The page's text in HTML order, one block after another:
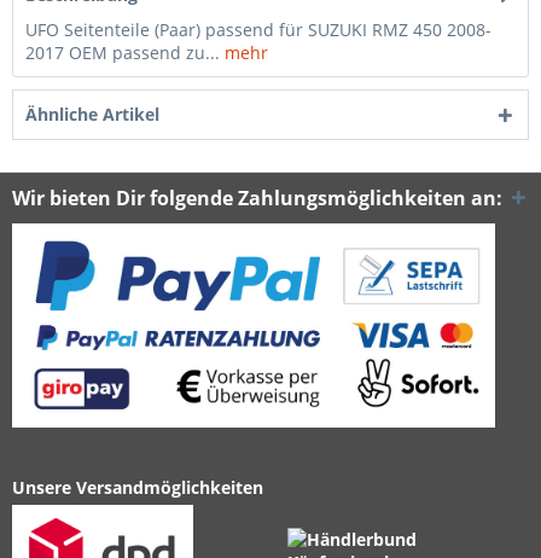
UFO Seitenteile (Paar) passend für SUZUKI RMZ 450 2008-
2017 OEM passend zu... mehr
Ähnliche Artikel
Wir bieten Dir folgende Zahlungsmöglichkeiten an:
Unsere Versandmöglichkeiten